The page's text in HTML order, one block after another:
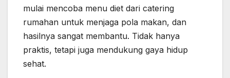
mulai mencoba menu diet dari catering
rumahan untuk menjaga pola makan, dan
hasilnya sangat membantu. Tidak hanya
praktis, tetapi juga mendukung gaya hidup
sehat.